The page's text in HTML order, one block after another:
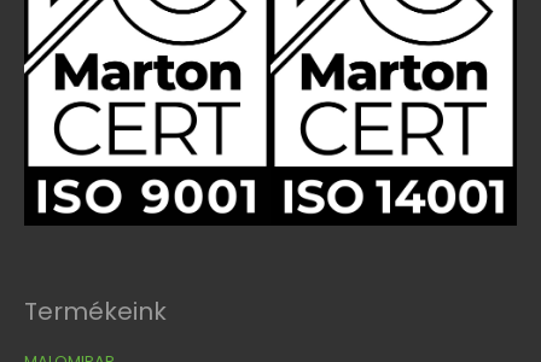
Termékeink